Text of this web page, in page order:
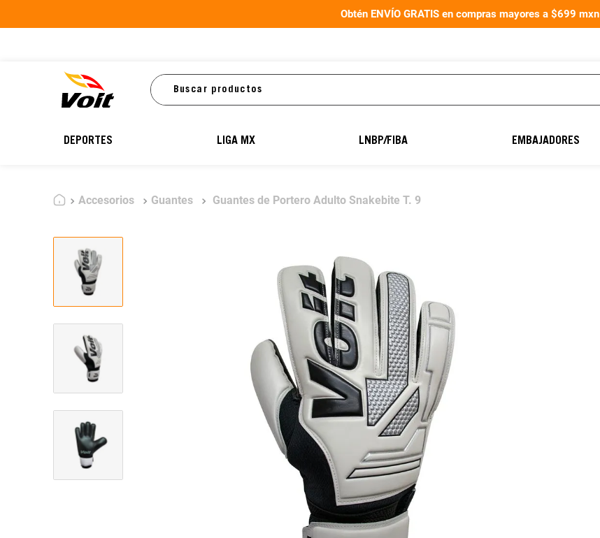
Obtén ENVÍO GRATIS en compras mayores a $699 mxn
Buscar productos
DEPORTES LIGA MX LNBP/FIBA EMBAJADORES
Accesorios Guantes Guantes de Portero Adulto Snakebite T. 9
3. guantes portero
. balones
7. natación
8. fc
9. traje baño
10. espinilleras